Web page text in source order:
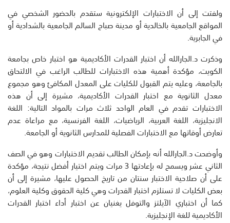
ولفتت إلى أن الاختبارات الإلكترونية ستقدم بالحضور الشخصي في
المواقع الجامعية بالخالدية أو مدينة صباح السالم الجامعية بالشدادية أو
في الجابرية.
وذكرت د.الجارالله أن اختبار القدرات الأكاديمية هو اختبار خاص بجامعة
الكويت، مؤكدة أهمية هذه الاختبارات للطالب الراغب في الالتحاق
بالجامعة، وعليه يتم القبول للكليات على المعدل المكافئ وهو مجموع
معدل الثانوية مع اختبار القدرات الأكاديمية، مشيرة إلى أن هذه
الاختبارات تقدم في العام الواحد ثلاث مرات بالمواد التالية: اللغة
الانجليزية، اللغة العربية، الرياضيات، اللغة الفرنسية، مع مراعاة عدم
تعارض أوقاتها مع الاختبارات الفصلية للمدارس الثانوية أو الجامعة.
وأوضحت د.الجارالله أنه بإمكان الطالب تقديم الاختبارات وهو في الصف
الثاني عشر ويسمح له بإعادتها 3 مرات ويتم اختيار أفضل نتيجة، مؤكدة
على أن صلاحية الاختبار سنتان من تاريخ الحصول عليها، مشيرة إلى أن
بعض الكليات لا تستلزم اختبار القدرات وهي كلية الحقوق وكلية العلوم،
كما أن اختباري الآيلتز والتوفل يغنيان عن اختبار أداء اختبار القدرات
الأكاديمية للغة الإنجليزية.